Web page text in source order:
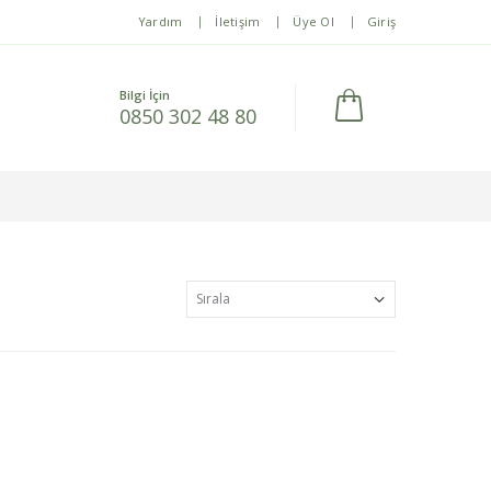
Yardım İletişim Üye Ol Giriş
Bilgi İçin
0850 302 48 80